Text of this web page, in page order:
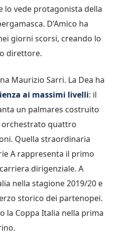
vede protagonista della
D’Amico ha
giorni scorsi, creando lo
direttore.
Maurizio Sarri. La Dea ha
ai massimi livelli: il
un palmares costruito
orchestrato quattro
Quella straordinaria
A rappresenta il primo
dirigenziale. A
nella stagione 2019/20 e
storico dei partenopei.
la Coppa Italia nella prima